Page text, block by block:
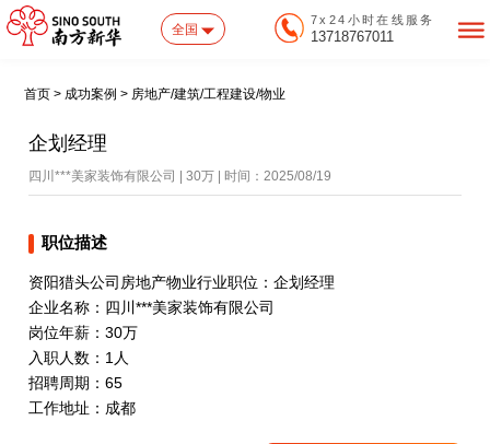
全国
7x24小时在线服务
13718767011
首页 > 成功案例 > 房地产/建筑/工程建设/物业
企划经理
四川***美家装饰有限公司 | 30万 | 时间：2025/08/19
职位描述
资阳猎头公司房地产物业行业职位：企划经理
企业名称：四川***美家装饰有限公司
岗位年薪：30万
入职人数：1人
招聘周期：65
工作地址：成都